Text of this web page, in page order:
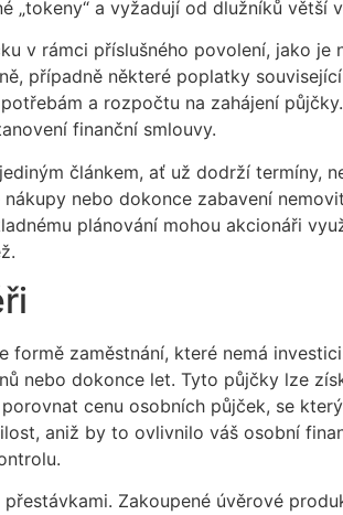
„tokeny“ a vyžadují od dlužníků větší
v rámci příslušného povolení, jako
případně některé poplatky
a rozpočtu na zahájení
finanční smlouvy.
článkem, ať už dodrží termíny,
nebo dokonce zabavení
plánování mohou akcionáři
formě zaměstnání, které nemá
nebo dokonce let. Tyto půjčky lze
cenu osobních půjček, se
aniž by to ovlivnilo váš osobní
Zakoupené úvěrové